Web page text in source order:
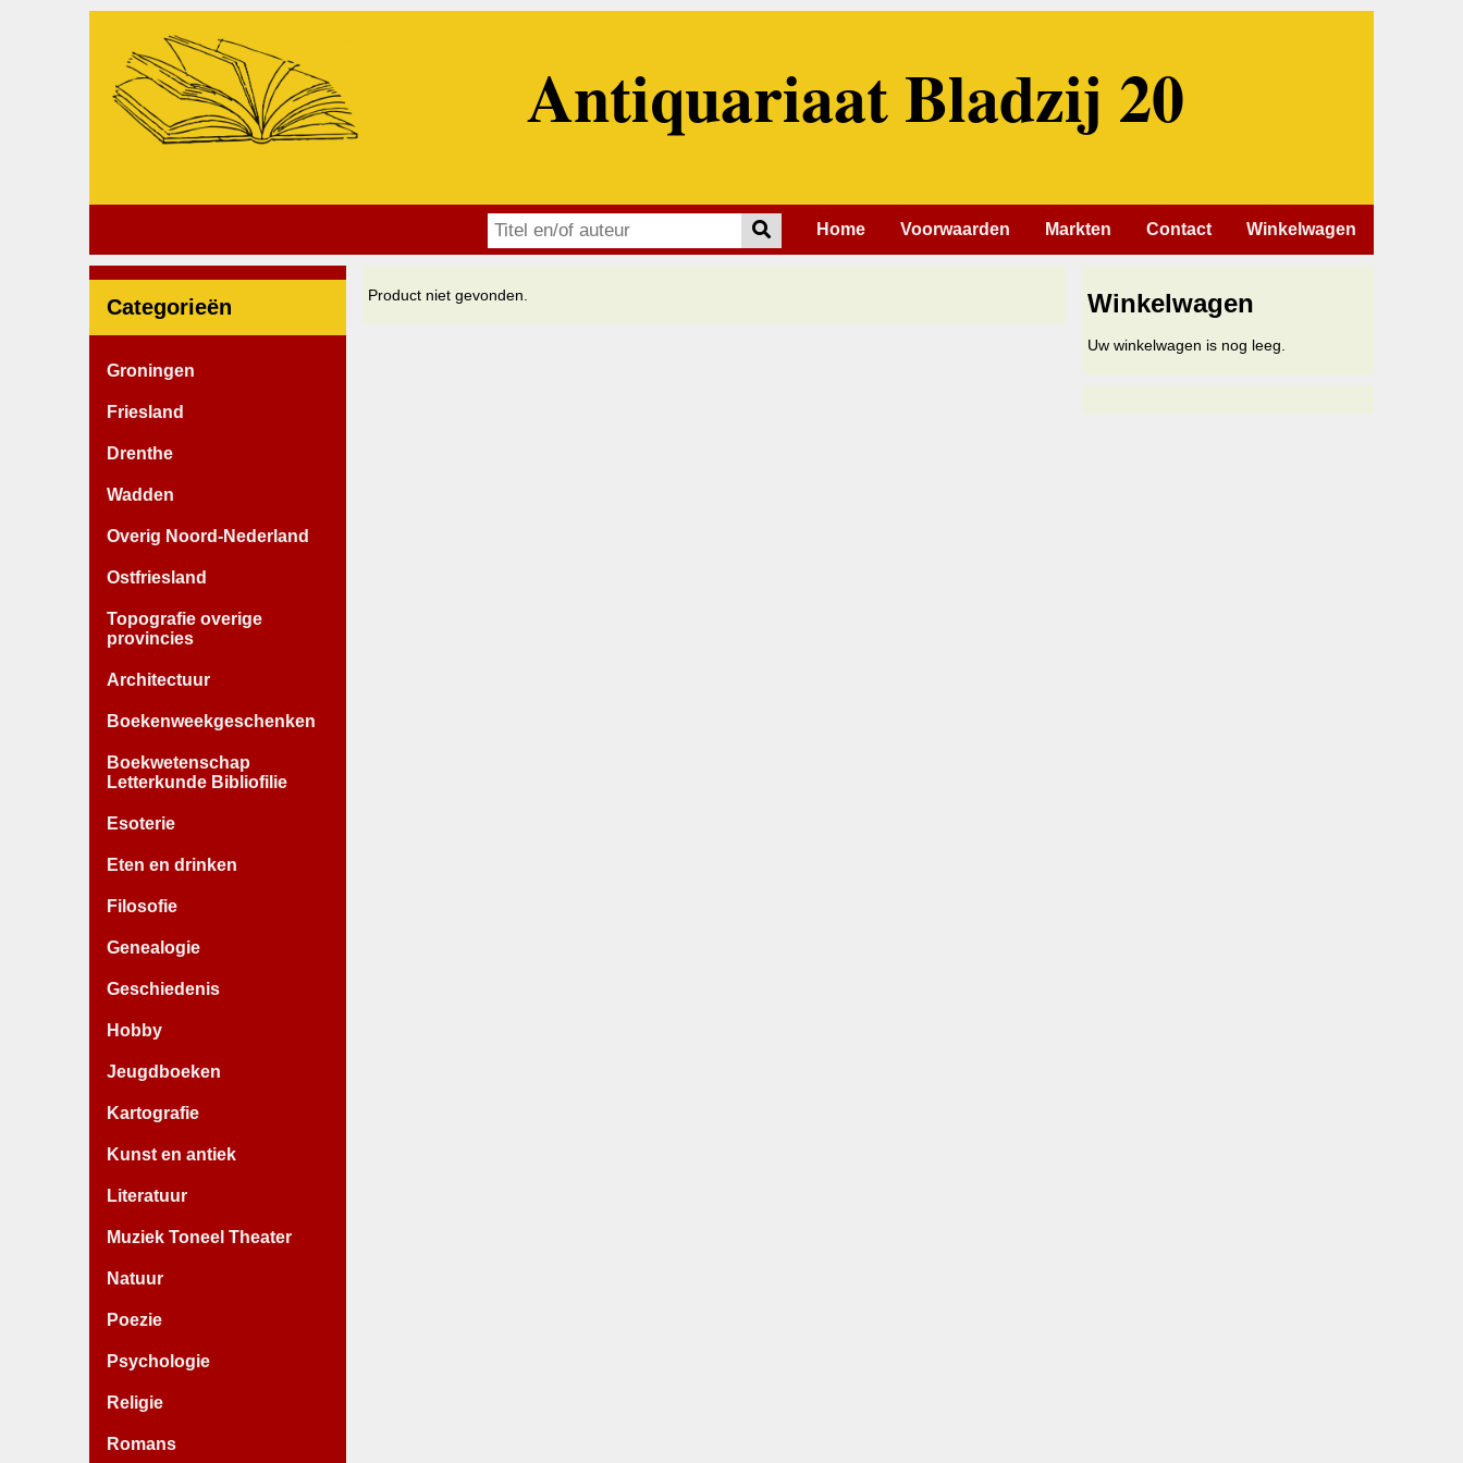
Antiquariaat Bladzij 20
Winkelwagen
Contact
Markten
Voorwaarden
Home
Categorieën
Groningen
Friesland
Drenthe
Wadden
Overig Noord-Nederland
Ostfriesland
Topografie overige
provincies
Architectuur
Boekenweekgeschenken
Boekwetenschap
Letterkunde Bibliofilie
Esoterie
Eten en drinken
Filosofie
Genealogie
Geschiedenis
Hobby
Jeugdboeken
Kartografie
Kunst en antiek
Literatuur
Muziek Toneel Theater
Natuur
Poezie
Psychologie
Religie
Romans
Product niet gevonden. Winkelwagen
Uw winkelwagen is nog leeg.